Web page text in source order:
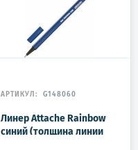
АРТИКУЛ: G148060
Линер Attache Rainbow
синий (толщина линии